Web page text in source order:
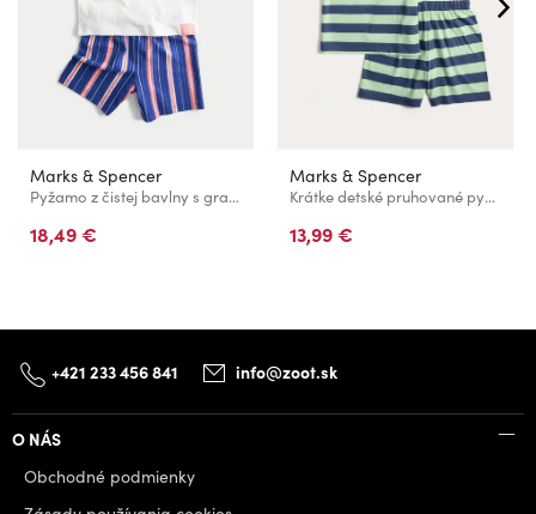
Marks & Spencer
Pyžamo z čistej bavlny s grafikou plavby (1–8 rokov) Marks & Spencer modrá
18,49 €
Marks & Spencer
Krátke detské pruhované pyžamo z čistej bavlny (1–16 rokov) Marks & Spencer modrá
13,99 €
+421 233 456 841 info@zoot.sk
O NÁS
Obchodné podmienky